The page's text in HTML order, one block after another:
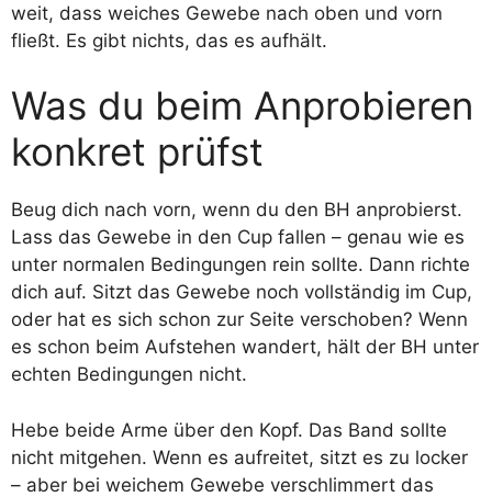
weit, dass weiches Gewebe nach oben und vorn
fließt. Es gibt nichts, das es aufhält.
Was du beim Anprobieren
konkret prüfst
Beug dich nach vorn, wenn du den BH anprobierst.
Lass das Gewebe in den Cup fallen – genau wie es
unter normalen Bedingungen rein sollte. Dann richte
dich auf. Sitzt das Gewebe noch vollständig im Cup,
oder hat es sich schon zur Seite verschoben? Wenn
es schon beim Aufstehen wandert, hält der BH unter
echten Bedingungen nicht.
Hebe beide Arme über den Kopf. Das Band sollte
nicht mitgehen. Wenn es aufreitet, sitzt es zu locker
– aber bei weichem Gewebe verschlimmert das